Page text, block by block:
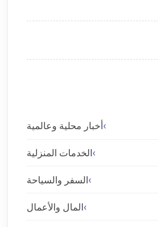
أخبار محلية وعالمية
الخدمات المنزلية
السفر والسياحة
المال والأعمال